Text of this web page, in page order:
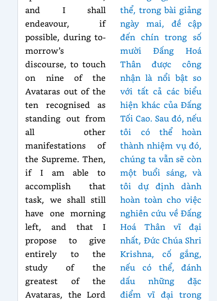
and I shall
endeavour, if
possible, during to-
morrow’s
discourse, to touch
on nine of the
Avataras out of the
ten recognised as
standing out from
all other
manifestations of
the Supreme. Then,
if I am able to
accomplish that
task, we shall still
have one morning
left, and that I
propose to give
entirely to the
study of the
greatest of the
Avataras, the Lord
thể, trong bài giảng
ngày mai, đề cập
đến chín trong số
mười Đấng Hoá
Thân được công
nhận là nổi bật so
với tất cả các biểu
hiện khác của Đấng
Tối Cao. Sau đó, nếu
tôi có thể hoàn
thành nhiệm vụ đó,
chúng ta vẫn sẽ còn
một buổi sáng, và
tôi dự định dành
hoàn toàn cho việc
nghiên cứu về Đấng
Hoá Thân vĩ đại
nhất, Đức Chúa Shri
Krishna, cố gắng,
nếu có thể, đánh
dấu những đặc
điểm vĩ đại trong